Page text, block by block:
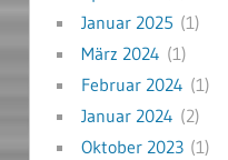
Januar 2025 (1)
März 2024 (1)
Februar 2024 (1)
Januar 2024 (2)
Oktober 2023(1)